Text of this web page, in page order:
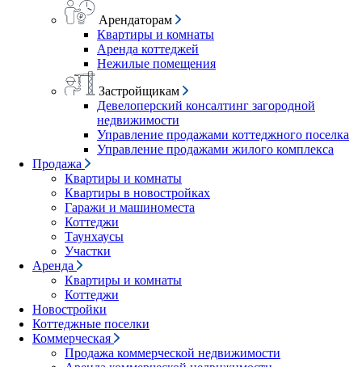
Арендаторам
Квартиры и комнаты
Аренда коттеджей
Нежилые помещения
Застройщикам
Девелоперский консалтинг загородной
недвижимости
Управление продажами коттеджного поселка
Управление продажами жилого комплекса
Продажа
Квартиры и комнаты
Квартиры в новостройках
Гаражи и машиноместа
Коттеджи
Таунхаусы
Участки
Аренда
Квартиры и комнаты
Коттеджи
Новостройки
Коттеджные поселки
Коммерческая
Продажа коммерческой недвижимости